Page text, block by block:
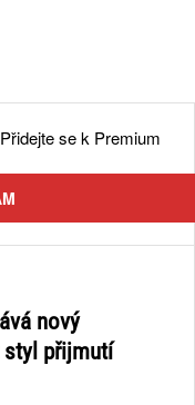
se k Premium
nový
styl přijmutí